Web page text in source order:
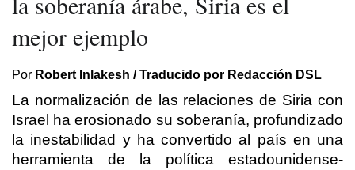
mejor ejemplo
Por Robert Inlakesh / Traducido por Redacción DSL
La normalización de las relaciones de Siria con
Israel ha erosionado su soberanía, profundizado
la inestabilidad y ha convertido al país en una
herramienta de la política estadounidense-